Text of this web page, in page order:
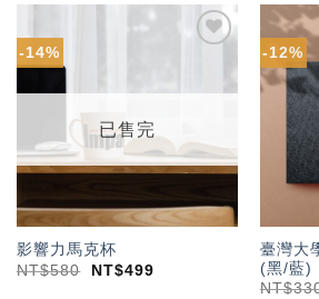
-14%
望輕
已售完
影響力馬克杯
NT$580 NT$499
-12%
臺灣大
(黑/藍)
NT$